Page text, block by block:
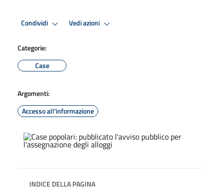
Condividi Vedi azioni
Categorie:
Case
Argomenti:
Accesso all'informazione
INDICE DELLA PAGINA